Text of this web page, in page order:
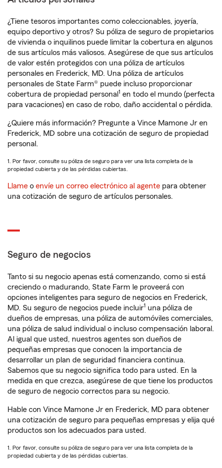
¿Tiene tesoros importantes como coleccionables, joyería,
equipo deportivo y otros? Su póliza de seguro de propietarios
de vivienda o inquilinos puede limitar la cobertura en algunos
de sus artículos más valiosos. Asegúrese de que sus artículos
de valor estén protegidos con una póliza de artículos
personales en Frederick, MD. Una póliza de artículos
personales de State Farm® puede incluso proporcionar
cobertura de propiedad personal 1 en todo el mundo (perfecta
para vacaciones) en caso de robo, daño accidental o pérdida.
¿Quiere más información? Pregunte a Vince Mamone Jr en
Frederick, MD sobre una cotización de seguro de propiedad
personal.
1. Por favor, consulte su póliza de seguro para ver una lista completa de la
propiedad cubierta y de las pérdidas cubiertas.
Llame o envíe un correo electrónico al agente para obtener
una cotización de seguro de artículos personales.
Seguro de negocios
Tanto si su negocio apenas está comenzando, como si está
creciendo o madurando, State Farm le proveerá con
opciones inteligentes para seguro de negocios en Frederick,
MD. Su seguro de negocios puede incluir1 una póliza de
dueños de empresas, una póliza de automóviles comerciales,
una póliza de salud individual o incluso compensación laboral.
Al igual que usted, nuestros agentes son dueños de
pequeñas empresas que conocen la importancia de
desarrollar un plan de seguridad financiera continua.
Sabemos que su negocio significa todo para usted. En la
medida en que crezca, asegúrese de que tiene los productos
de seguro de negocio correctos para su negocio.
Hable con Vince Mamone Jr en Frederick, MD para obtener
una cotización de seguro para pequeñas empresas y elija qué
productos son los adecuados para usted.
1. Por favor, consulte su póliza de seguro para ver una lista completa de la
propiedad cubierta y de las pérdidas cubiertas.